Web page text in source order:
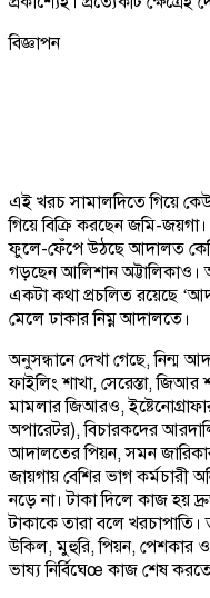
বিজ্ঞাপন
এই খরচ সামালদিতে গিয়ে
গিয়ে বিক্রি করছেন জমি-জয়গা।
ফুলে-ফেঁপে উঠছে আদালত
গড়ছেন আলিশান
একটা কথা প্রচলিত রয়েছে
মেলে ঢাকার নিম্ন আদালতে।
অনুসন্ধানে দেখা গেছে, নিন্ম
ফাইলিং শাখা, সেরেস্তা,
মামলার জিআরও,
অপারেটর), বিচারকদের
আদালতের পিয়ন, সমন
জায়গায় বেশির ভাগ কর্মচারী
নড়ে না। টাকা দিলে কাজ হয়
টাকাকে তারা বলে
উকিল, মুহুরি, পিয়ন, পেশকার
ভাষ্য নির্বিঘেœ কাজ শেষ